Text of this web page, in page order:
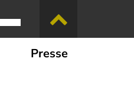
Presse